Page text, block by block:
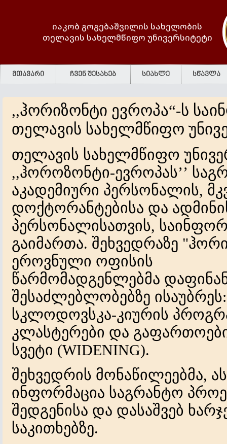
იაკობ გოგებაშვილის სახელობის
თელავის სახელმწიფო უნივერსიტეტი
მთავარი ჩვენ შესახებ სიახლე სწავლა
,,ჰორიზონტი ევროპა“-ს
თელავის სახელმწიფო
თელავის სახელმწიფო
,,ჰოროზონტი-ევროპას’’
აკადემიური პერსონალის,
დოქტორანტებისა და
პერსონალისათვის,
გაიმართა. შეხვედრაზე
ეროვნული ოფისის
წარმომადგენლებმა
შესაძლებლობებზე
სკლოდოვსკა-კიურის
კლასტერები და
სვეტი (WIDENING).
შეხვედრის მონაწილეებმა,
ინფორმაცია საგრანტო
შედგენისა და დასაშვებ
საკითხებზე.